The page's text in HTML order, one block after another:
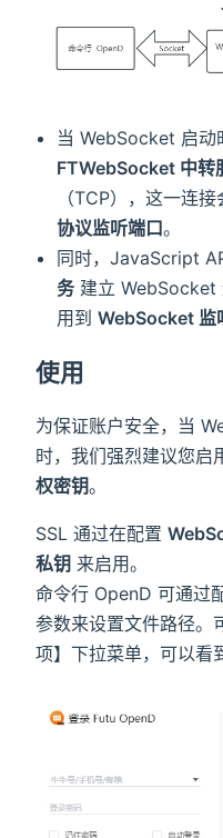
当 WebSocket 启动
FTWebSocket 中转
（TCP），这一连
协议监听端口。
同时，JavaScript
务建立 WebSocket
用到WebSocket 监
使用
为保证账户安全，当
时，我们强烈建议您启
权密钥。
SSL 通过在配置
私钥 来启用。
命令行 OpenD 可通过
参数来设置文件路径。
项】下拉菜单，可以看